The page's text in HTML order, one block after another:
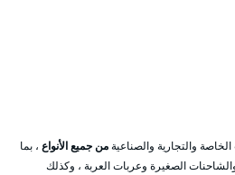
الخاصة والتجارية والصناعيةمن جميع الأنواع ، بما
الصغيرة وعربات العربة ، وكذلك